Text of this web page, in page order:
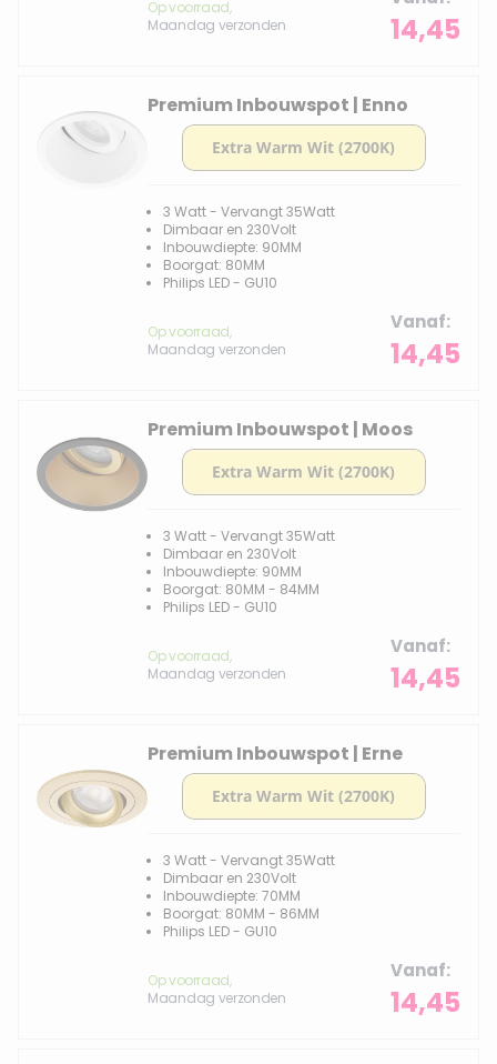
Op voorraad,
Maandag verzonden
14,45
Premium Inbouwspot | Enno
3 Watt - Vervangt 35Watt
Dimbaar en 230Volt
Inbouwdiepte: 90MM
Boorgat: 80MM
Philips LED - GU10
Op voorraad,
Maandag verzonden
Vanaf
14,45
Premium Inbouwspot | Moos
3 Watt - Vervangt 35Watt
Dimbaar en 230Volt
Inbouwdiepte: 90MM
Boorgat: 80MM - 84MM
Philips LED - GU10
Op voorraad,
Maandag verzonden
Vanaf
14,45
Premium Inbouwspot | Erne
3 Watt - Vervangt 35Watt
Dimbaar en 230Volt
Inbouwdiepte: 70MM
Boorgat: 80MM - 86MM
Philips LED - GU10
Op voorraad,
Maandag verzonden
Vanaf
14,45